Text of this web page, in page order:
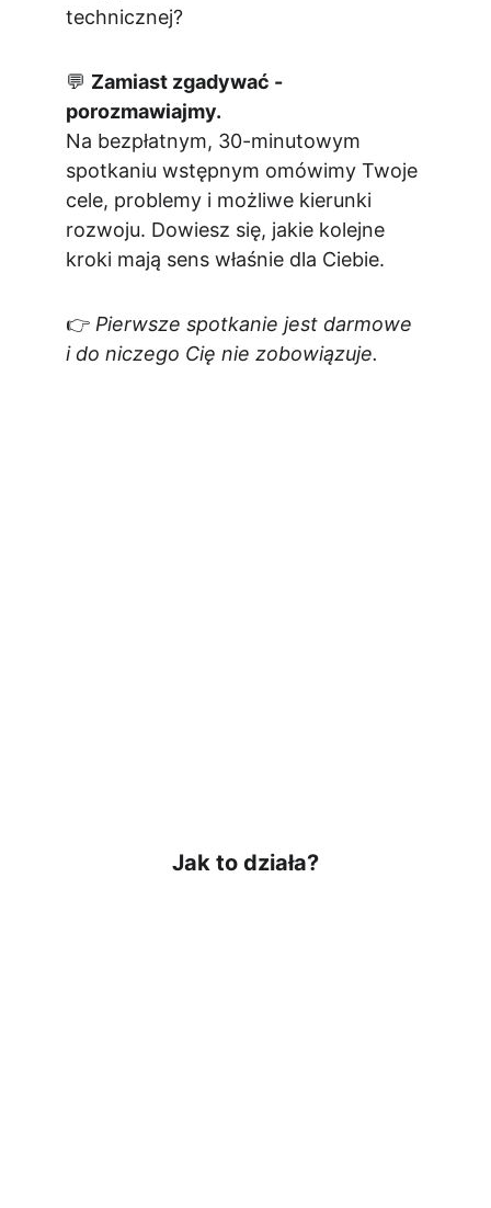
technicznej?
💬 Zamiast zgadywać -
porozmawiajmy.
Na bezpłatnym, 30-minutowym
spotkaniu wstępnym omówimy Twoje
cele, problemy i możliwe kierunki
rozwoju. Dowiesz się, jakie kolejne
kroki mają sens właśnie dla Ciebie.
👉 Pierwsze spotkanie jest darmowe
i do niczego Cię nie zobowiązuje.
Jak to działa?